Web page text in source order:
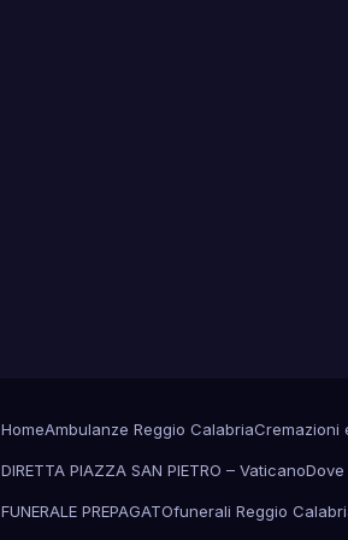
HomeAmbulanze Reggio CalabriaCremazioni
DIRETTA PIAZZA SAN PIETRO – VaticanoDove
FUNERALE PREPAGATOfunerali Reggio